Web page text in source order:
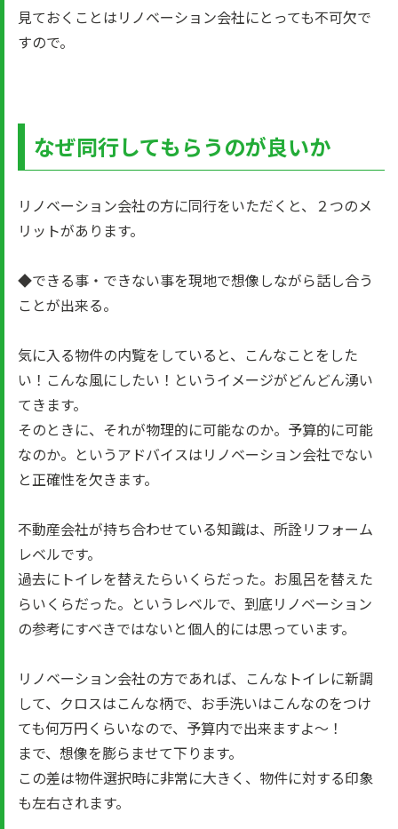
見ておくことはリノベーション会社にとっても不可欠で
すので。
なぜ同行してもらうのが良いか
リノベーション会社の方に同行をいただくと、２つのメ
リットがあります。
◆できる事・できない事を現地で想像しながら話し合う
ことが出来る。
気に入る物件の内覧をしていると、こんなことをした
い！こんな風にしたい！というイメージがどんどん湧い
てきます。
そのときに、それが物理的に可能なのか。予算的に可能
なのか。というアドバイスはリノベーション会社でない
と正確性を欠きます。
不動産会社が持ち合わせている知識は、所詮リフォーム
レベルです。
過去にトイレを替えたらいくらだった。お風呂を替えた
らいくらだった。というレベルで、到底リノベーション
の参考にすべきではないと個人的には思っています。
リノベーション会社の方であれば、こんなトイレに新調
して、クロスはこんな柄で、お手洗いはこんなのをつけ
ても何万円くらいなので、予算内で出来ますよ～！
まで、想像を膨らませて下ります。
この差は物件選択時に非常に大きく、物件に対する印象
も左右されます。